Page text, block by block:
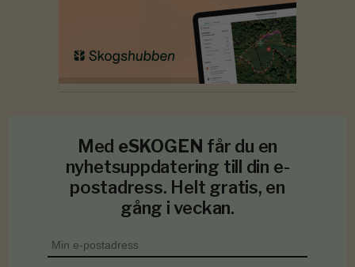
Med eSKOGEN får du en
nyhetsuppdatering till din e-
postadress. Helt gratis, en
gång i veckan.